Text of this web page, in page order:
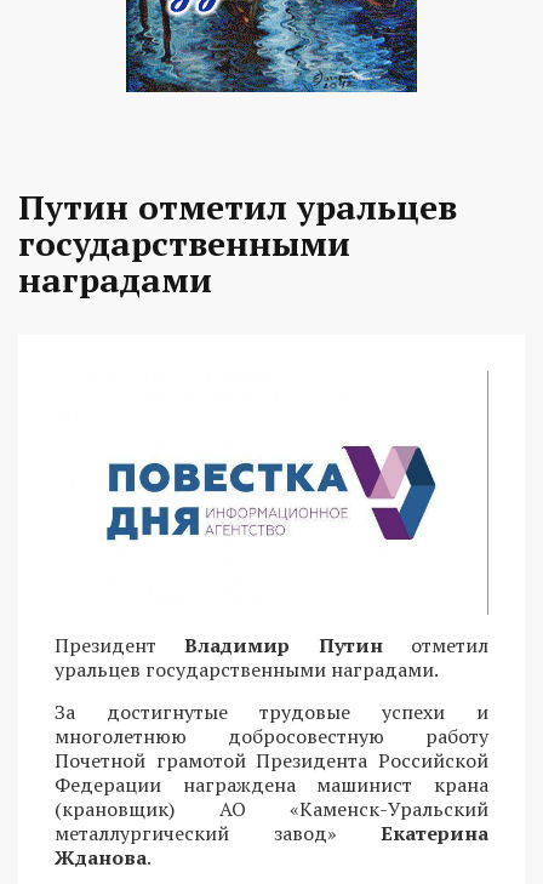
Путин отметил уральцев
государственными
наградами
ПрезидентВладимир Путин отметил
уральцев государственными наградами.
За достигнутые трудовые успехи и
многолетнюю добросовестную работу
Почетной грамотой Президента Российской
Федерации награждена машинист крана
(крановщик) АО «Каменск-Уральский
металлургический завод» Екатерина
Жданова.